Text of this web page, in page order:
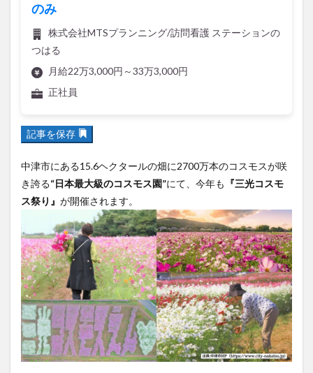
のみ
株式会社MTSプランニング/訪問看護 ステーションの
つはる
月給22万3,000円～33万3,000円
正社員
記事を保存
中津市にある15.6ヘクタールの畑に2700万本のコスモスが咲
き誇る“日本最大級のコスモス園”にて、今年も 『三光コスモ
ス祭り』 が開催されます。
スタバ
チキンカレー
テイクアウト
テレビ
トキハ本店
ハンバーグ
ハーモニーランド
パン
フルーツ
ヘルシー
ペスカトーレ
ペット
ホーバークラフト
ミヤマキリシマ
ラクテンチ
ラバーダック
ランチ
リンクスクエア
レトロ
レンタサイクル
中央町
中津市 中華料理 九重町
休業
佐伯市
佐伯市ランチ 佐賀関
体験レポ
保護猫
催事 公園 冬 初詣
別府
別府市
別府観光 古国府 古墳
古物
古着
台湾料理 和定食 和菓子
和食
国東市
地獄めぐり 城島高原パーク
壁画